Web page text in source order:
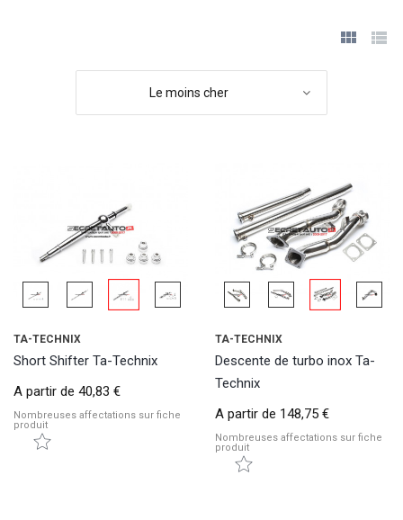
Le moins cher
TA-TECHNIX
Short Shifter Ta-Technix
A partir de 40,83 €
Nombreuses affectations sur fiche
produit
TA-TECHNIX
Descente de turbo inox Ta-
Technix
A partir de 148,75 €
Nombreuses affectations sur fiche
produit